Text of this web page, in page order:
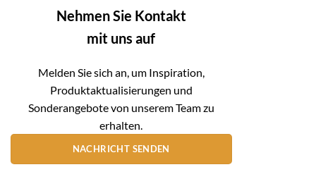
Nehmen Sie Kontakt
mit uns auf
Melden Sie sich an, um Inspiration,
Produktaktualisierungen und
Sonderangebote von unserem Team zu
erhalten.
NACHRICHT SENDEN